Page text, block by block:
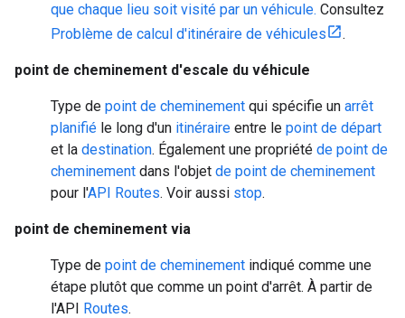
que chaque lieu soit visité par un véhicule. Consultez
Problème de calcul d'itinéraire de véhicules
.
point de cheminement d'escale du véhicule
Type de point de cheminement qui spécifie un arrêt
planifié le long d'un itinéraire entre le point de départ
et la destination. Également une propriété de point de
cheminement dans l'objet de point de cheminement
pour l'API Routes. Voir aussi stop.
point de cheminement via
Type de point de cheminement indiqué comme une
étape plutôt que comme un point d'arrêt. À partir de
l'API Routes.